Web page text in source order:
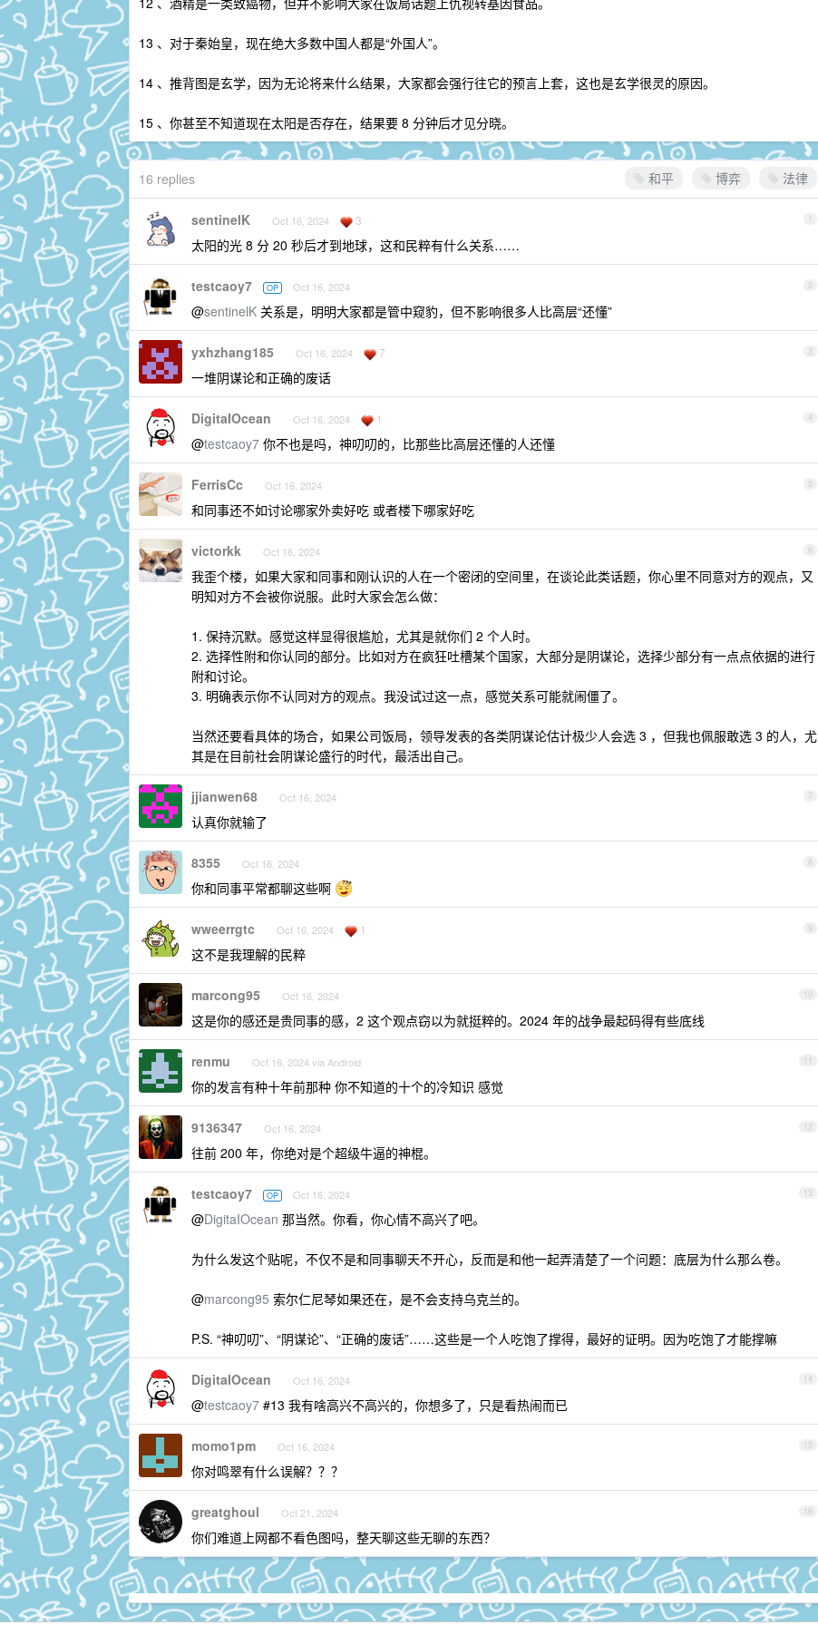
13 、对于秦始皇，现在绝大多数中国人都是“外国人”。
14 、推背图是玄学，因为无论将来什么结果，大家都会强行往它的预言上套，这也是玄学很灵的原因。
15 、你甚至不知道现在太阳是否存在，结果要 8 分钟后才见分晓。
和平 博弈 法律
16 replies
1
sentinelK Oct 16, 2024 3
太阳的光 8 分 20 秒后才到地球，这和民粹有什么关系……
2
testcaoy7 OP Oct 16, 2024
@sentinelK 关系是，明明大家都是管中窥豹，但不影响很多人比高层“还懂”
3
yxhzhang185 Oct 16, 2024 7
一堆阴谋论和正确的废话
4
DigitaIOcean Oct 16, 2024 1
@testcaoy7 你不也是吗，神叨叨的，比那些比高层还懂的人还懂
5
FerrisCc Oct 16, 2024
和同事还不如讨论哪家外卖好吃 或者楼下哪家好吃
6
victorkk Oct 16, 2024
我歪个楼，如果大家和同事和刚认识的人在一个密闭的空间里，在谈论此类话题，你心里不同意对方的观点，又
明知对方不会被你说服。此时大家会怎么做：
1. 保持沉默。感觉这样显得很尴尬，尤其是就你们 2 个人时。
2. 选择性附和你认同的部分。比如对方在疯狂吐槽某个国家，大部分是阴谋论，选择少部分有一点点依据的进行
附和讨论。
3. 明确表示你不认同对方的观点。我没试过这一点，感觉关系可能就闹僵了。
当然还要看具体的场合，如果公司饭局，领导发表的各类阴谋论估计极少人会选 3 ，但我也佩服敢选 3 的人，尤
其是在目前社会阴谋论盛行的时代，最活出自己。
7
jjianwen68 Oct 16, 2024
认真你就输了
8
8355 Oct 16, 2024
你和同事平常都聊这些啊
9
wweerrgtc Oct 16, 2024 1
这不是我理解的民粹
10
marcong95 Oct 16, 2024
这是你的感还是贵同事的感，2 这个观点窃以为就挺粹的。2024 年的战争最起码得有些底线
11
renmu Oct 16, 2024 via Android
你的发言有种十年前那种 你不知道的十个的冷知识 感觉
12
9136347 Oct 16, 2024
往前 200 年，你绝对是个超级牛逼的神棍。
13
testcaoy7 OP Oct 16, 2024
@DigitaIOcean 那当然。你看，你心情不高兴了吧。
为什么发这个贴呢，不仅不是和同事聊天不开心，反而是和他一起弄清楚了一个问题：底层为什么那么卷。
@marcong95 索尔仁尼琴如果还在，是不会支持乌克兰的。
P.S. “神叨叨”、“阴谋论”、“正确的废话”……这些是一个人吃饱了撑得，最好的证明。因为吃饱了才能撑嘛
14
DigitaIOcean Oct 16, 2024
@testcaoy7 #13 我有啥高兴不高兴的，你想多了，只是看热闹而已
15
momo1pm Oct 16, 2024
你对鸣翠有什么误解？？？
16
greatghoul Oct 21, 2024
你们难道上网都不看色图吗，整天聊这些无聊的东西？